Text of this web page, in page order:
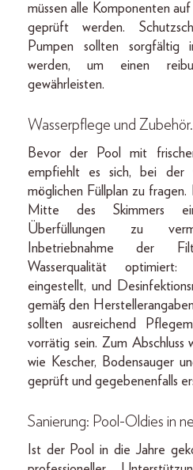
müssen alle Komponenten
geprüft werden.
Pumpen sollten sorgfältig
werden, um einen
gewährleisten.
Wasserpflege und Zubehör.
Bevor der Pool mit
empfiehlt es sich, bei der
möglichen Füllplan zu fragen.
Mitte des Skimmers
Überfüllungen zu
Inbetriebnahme der
Wasserqualität
eingestellt, und
gemäß den
sollten ausreichend
vorrätig sein. Zum Abschluss
wie Kescher, Bodensauger
geprüft und gegebenenfalls
Sanierung: Pool-Oldies in
Ist der Pool in die Jahre